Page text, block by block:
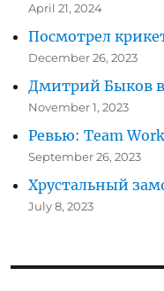
April 21, 2024
Посмотрел
December 26, 2023
Дмитрий Быков в
November 1, 2023
Ревью: Team
September 26, 2023
Хрустальный
July 8, 2023